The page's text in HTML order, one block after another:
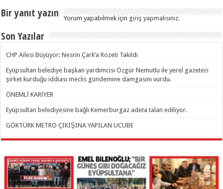
Bir yanıt yazın Yorum yapabilmek için giriş yapmalısınız.
Son Yazılar
CHP Ailesi Büyüyor: Nesrin Çark’a Rozeti Takıldı
Eyüpsultan belediye başkan yardımcısı Özgür Nemutlu ile yerel gazeteci
şirket kurduğu iddiası meclis gündemine damgasını vurdu.
ÖNEMLİ KARİYER
Eyüpsultan belediyesine bağlı Kemerburgaz adeta talan ediliyor.
GÖKTÜRK METRO ÇIKIŞINA YAPILAN UCUBE